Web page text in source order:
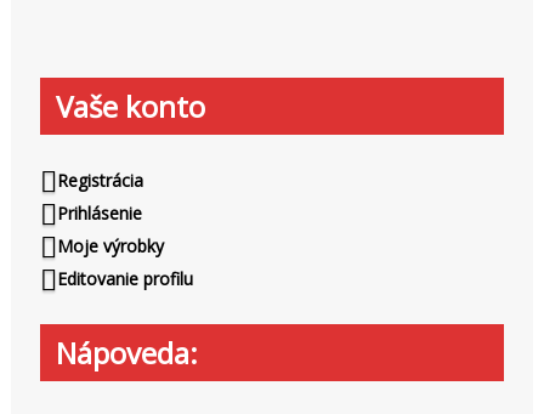
ť
Vaše konto
Registrácia
Prihlásenie
Moje výrobky
Editovanie profilu
Nápoveda: